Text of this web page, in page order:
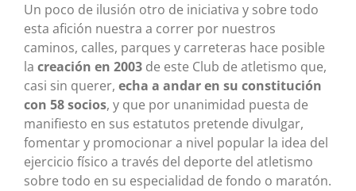
Un poco de ilusión otro de iniciativa y sobre todo
esta afición nuestra a correr por nuestros
caminos, calles, parques y carreteras hace posible
la creación en 2003de este Club de atletismo que,
casi sin querer, echa a andar en su constitución
con 58 socios, y que por unanimidad puesta de
manifiesto en sus estatutos pretende divulgar,
fomentar y promocionar a nivel popular la idea del
ejercicio físico a través del deporte del atletismo
sobre todo en su especialidad de fondo o maratón.